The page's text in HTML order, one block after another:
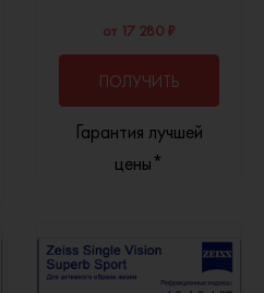
от 17 280 ₽
ПОЛУЧИТЬ
КОНСУЛЬТАЦИЮ
Гарантия лучшей
цены*